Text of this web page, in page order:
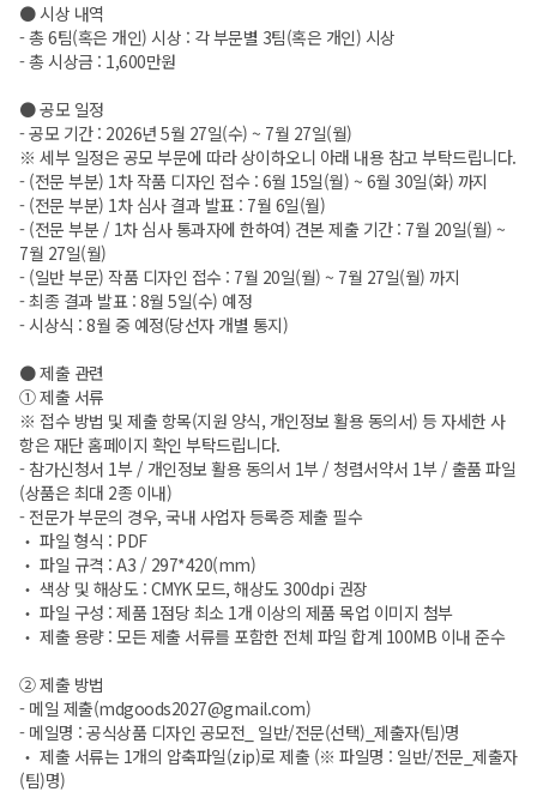
● 시상 내역
- 총 6팀(혹은 개인) 시상 : 각 부문별 3팀(혹은 개인) 시상
- 총 시상금 : 1,600만원
● 공모 일정
- 공모 기간 : 2026년 5월 27일(수) ~ 7월 27일(월)
※ 세부 일정은 공모 부문에 따라 상이하오니 아래 내용 참고 부탁드립니다.
- (전문 부분) 1차 작품 디자인 접수 : 6월 15일(월) ~ 6월 30일(화) 까지
- (전문 부분) 1차 심사 결과 발표 : 7월 6일(월)
- (전문 부분 / 1차 심사 통과자에 한하여) 견본 제출 기간 : 7월 20일(월) ~
7월 27일(월)
- (일반 부문) 작품 디자인 접수 : 7월 20일(월) ~ 7월 27일(월) 까지
- 최종 결과 발표 : 8월 5일(수) 예정
- 시상식 : 8월 중 예정(당선자 개별 통지)
● 제출 관련
① 제출 서류
※ 접수 방법 및 제출 항목(지원 양식, 개인정보 활용 동의서) 등 자세한 사
항은 재단 홈페이지 확인 부탁드립니다.
- 참가신청서 1부 / 개인정보 활용 동의서 1부 / 청렴서약서 1부 / 출품 파일
(상품은 최대 2종 이내)
- 전문가 부문의 경우, 국내 사업자 등록증 제출 필수
‧ 파일 형식 : PDF
‧ 파일 규격 : A3 / 297*420(mm)
‧ 색상 및 해상도 : CMYK 모드, 해상도 300dpi 권장
‧ 파일 구성 : 제품 1점당 최소 1개 이상의 제품 목업 이미지 첨부
‧ 제출 용량 : 모든 제출 서류를 포함한 전체 파일 합계 100MB 이내 준수
② 제출 방법
- 메일 제출(mdgoods2027@gmail.com)
- 메일명 : 공식상품 디자인 공모전_ 일반/전문(선택)_제출자(팀)명
‧ 제출 서류는 1개의 압축파일(zip)로 제출 (※ 파일명 : 일반/전문_제출자
(팀)명)